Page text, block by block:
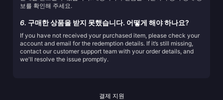
보를 확인해 주세요.
6. 구매한 상품을 받지 못했습니다. 어떻게 해야 하나요?
If you have not received your purchased item, please check your
account and email for the redemption details. If it’s still missing,
contact our customer support team with your order details, and
we'll resolve the issue promptly.
결제 지원